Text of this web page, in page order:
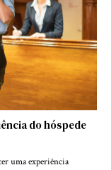
do hóspede
uma experiência